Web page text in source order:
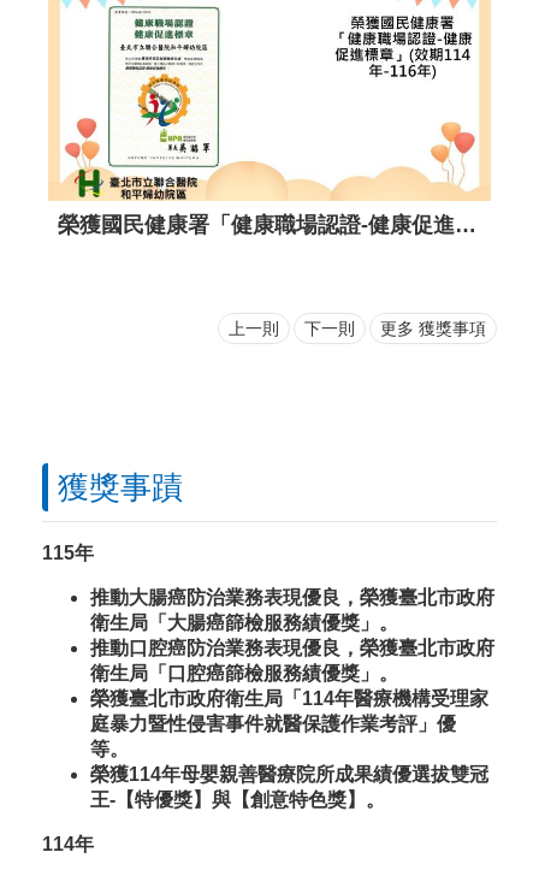
榮獲臺北市政府衛生局 「臺北市114年戒菸服務績優醫事機構」。
上一則 下一則 更多 獲獎事項
獲獎事蹟
115年
推動大腸癌防治業務表現優良，榮獲臺北市政府
衛生局「大腸癌篩檢服務績優獎」。
推動口腔癌防治業務表現優良，榮獲臺北市政府
衛生局「口腔癌篩檢服務績優獎」。
榮獲臺北市政府衛生局「114年醫療機構受理家
庭暴力暨性侵害事件就醫保護作業考評」優
等。
榮獲114年母嬰親善醫療院所成果績優選拔雙冠
王-【特優獎】與【創意特色獎】。
114年